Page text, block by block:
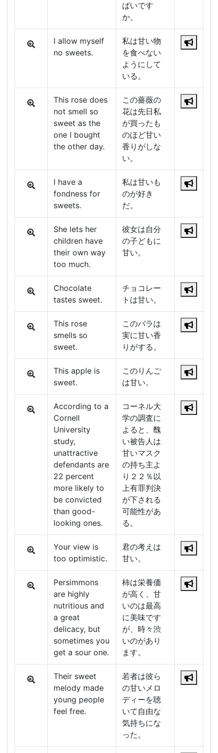
ぱいです
か。
I allow myself
no sweets.
私は甘い物
を食べない
ようにして
いる。
This rose does
not smell so
sweet as the
one I bought
the other day.
この薔薇の
花は先日私
が買ったも
のほど甘い
香りがしな
い。
I have a
fondness for
sweets.
私は甘いも
のが好き
だ。
She lets her
children have
their own way
too much.
彼女は自分
の子どもに
甘い。
Chocolate
tastes sweet.
チョコレー
トは甘い。
This rose
smells so
sweet.
このバラは
実に甘い香
りがする。
This apple is
sweet.
このりんご
は甘い。
According to a
Cornell
University
study,
unattractive
defendants are
22 percent
more likely to
be convicted
than good-
looking ones.
コーネル大
学の調査に
よると、醜
い被告人は
甘いマスク
の持ち主よ
り２２％以
上有罪判決
が下される
可能性があ
る。
Your view is
too optimistic.
君の考えは
甘い。
Persimmons
are highly
nutritious and
a great
delicacy, but
sometimes you
get a sour one.
柿は栄養価
が高く、甘
いのは最高
に美味です
が、時々渋
いのがあり
ます。
Their sweet
melody made
young people
feel free.
若者は彼ら
の甘いメロ
ディーを聴
いて自由な
気持ちにな
った。